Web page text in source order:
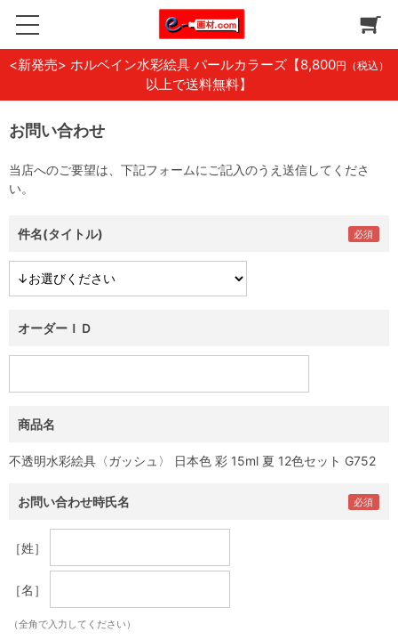
<新発売> ホルベイン水彩絵具 パールカラーズ 【8,800円（税込）
以上で送料無料】
お問い合わせ
当店へのご要望は、下記フォームにご記入のうえ送信してくださ
い。
件名(タイトル)
オーダーＩＤ
商品名
不透明水彩絵具〈ガッシュ〉 日本色 彩 15ml 夏 12色セット G752
お問い合わせ時氏名
［姓］
［名］
（全角で入力してください）